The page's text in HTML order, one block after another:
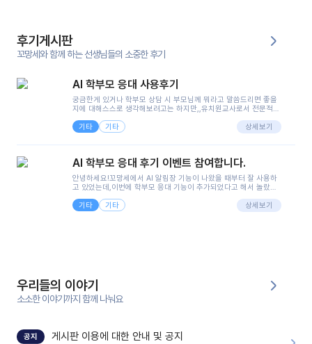
후기게시판
꼬망세와 함께 하는 선생님들의 소중한 후기
AI 학부모 응대 사용후기
궁금한게 있거나 학부모 상담 시 부모님께 뭐라고 말씀드리면 좋을
지에 대해스스로 생각해보려고는 하지만,,유치원교사로서 전문적인
려니 어려울때가...^^(저만 그런거 아니죠 ㅜㅜ)꼬망봇의 장점은 지
피티나 제미나이는 몇세이고 여자인지 남자인지 등그래도 좀 기본
정보를 제공하면서 물어봐야할 때가 있어그때마다 정보를 입력하는
으셔서 고민이 됐는데ai 학부모 응대를 써볼 수 있어서 좋았어요!앞
면..)그리고 제가 신입 때 이게 있었더라면 ㅜㅜㅜㅜ?응대 팁이 정말
좋은거 같아요지금은 그래도 아이들이 잘 이해 되지만초임 때는 정
말 어려워서 항상다른 선생님들께 도움을 요청했었거든요..ㅠ*일지
쓸 때도 좀 도움이 되는 거 같아요!
기타 기타 상세보기
AI 학부모 응대 후기 이벤트 참여합니다.
안녕하세요!꼬망세에서 AI 알림장 기능이 나왔을 때부터 잘 사용하
고 있었는데,이번에 학부모 응대 기능이 추가되었다고 해서 놀랐습
님 응대에 더 많은 부담을 느끼고 있습니다 ㅠㅠ이번에 제가 원에서
겪은 일과 학부모님께 전달드렸던 내용을 함께 보시고,저와 비슷한
을 많이 하는데,꼬망봇 덕분에 고민하는 시간을 줄이고 학부모님을
안심시킬 수 있었습니다.이 부분은 꼬망봇이 추가로 알려준 응대 tip
입니다.학부모님께 전화를 드리기 전에, 내용을 숙지하여 좀 더 전문
성 있는 교사가 되어 대화를 나눌 수 있었습니다.꼬망세 AI학부모 응
기능을 개발해 주셔서 감사합니다.
기타 기타 상세보기
우리들의 이야기
소소한 이야기까지 함께 나눠요
공지 게시판 이용에 대한 안내 및 공지